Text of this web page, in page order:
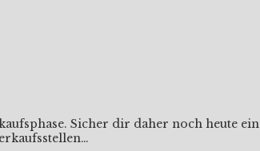
Sicher dir daher noch heute